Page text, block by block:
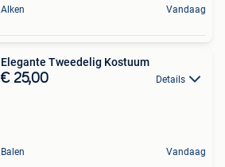
Alken Vandaag
Elegante Tweedelig Kostuum
€ 25,00 Details
Balen Vandaag